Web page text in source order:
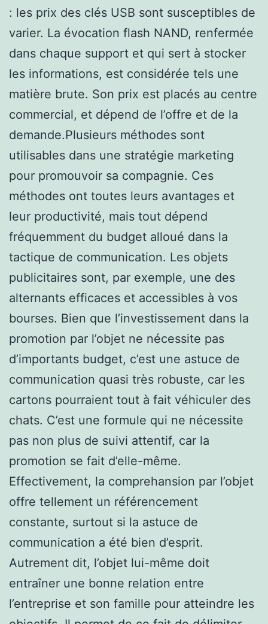
: les prix des clés USB sont susceptibles de
varier. La évocation flash NAND, renfermée
dans chaque support et qui sert à stocker
les informations, est considérée tels une
matière brute. Son prix est placés au centre
commercial, et dépend de l’offre et de la
demande.Plusieurs méthodes sont
utilisables dans une stratégie marketing
pour promouvoir sa compagnie. Ces
méthodes ont toutes leurs avantages et
leur productivité, mais tout dépend
fréquemment du budget alloué dans la
tactique de communication. Les objets
publicitaires sont, par exemple, une des
alternants efficaces et accessibles à vos
bourses. Bien que l’investissement dans la
promotion par l’objet ne nécessite pas
d’importants budget, c’est une astuce de
communication quasi très robuste, car les
cartons pourraient tout à fait véhiculer des
chats. C’est une formule qui ne nécessite
pas non plus de suivi attentif, car la
promotion se fait d’elle-même.
Effectivement, la comprehansion par l’objet
offre tellement un référencement
constante, surtout si la astuce de
communication a été bien d’esprit.
Autrement dit, l’objet lui-même doit
entraîner une bonne relation entre
l’entreprise et son famille pour atteindre les